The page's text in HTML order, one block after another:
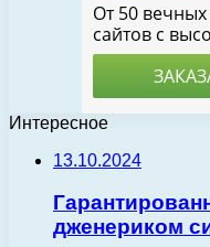
Интересное
13.10.2024
дженериком